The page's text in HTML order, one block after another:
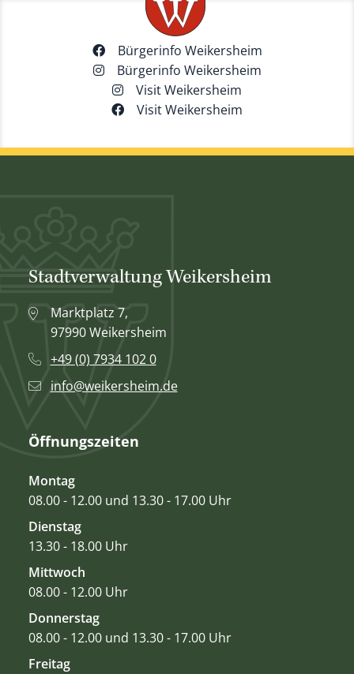
Bürgerinfo Weikersheim
Bürgerinfo Weikersheim
Visit Weikersheim
Visit Weikersheim
Stadtverwaltung Weikersheim
Marktplatz 7,
97990 Weikersheim
+49 (0) 7934 102 0
info@weikersheim.de
Öffnungszeiten
Montag
08.00 - 12.00 und 13.30 - 17.00 Uhr
Dienstag
13.30 - 18.00 Uhr
Mittwoch
08.00 - 12.00 Uhr
Donnerstag
08.00 - 12.00 und 13.30 - 17.00 Uhr
Freitag